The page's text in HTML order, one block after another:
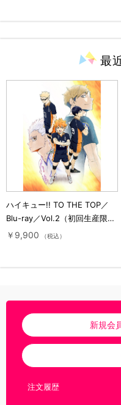
最
ハイキュー!! TO THE TOP／
Blu-ray／Vol.2（初回生産限定
版）
￥9,900 （税込）
新規会
注文履歴